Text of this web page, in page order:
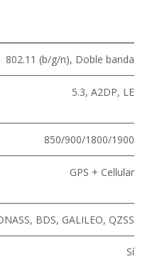
802.11 (b/g/n), Doble banda
5.3, A2DP, LE
850/900/1800/1900
GPS + Cellular
BDS, GALILEO, QZSS
Sí